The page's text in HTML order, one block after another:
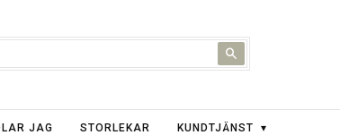
JAG STORLEKAR KUNDTJÄNST